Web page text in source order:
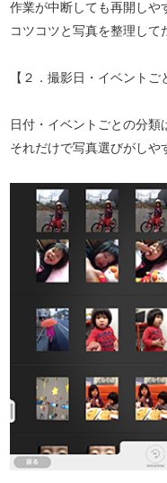
作業が中断しても再開しや
コツコツと写真を整理して
【２．撮影日・イベントご
日付・イベントごとの分類
それだけで写真選びがしや